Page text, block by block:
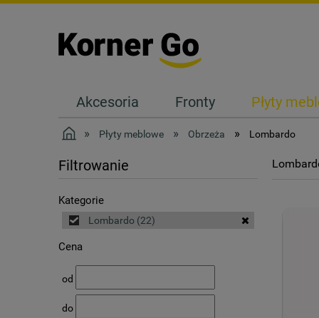
Akcesoria Fronty
Płyty
Kontakt
» Płyty meblowe » Obrzeża » Lombardo
Filtrowanie
Kategorie
Lombardo (22)
Cena
od
do